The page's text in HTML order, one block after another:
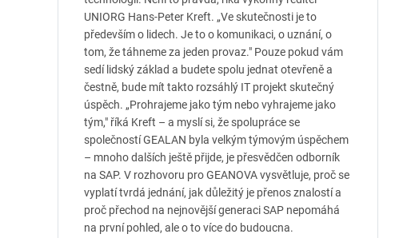
UNIORG Hans-Peter Kreft. „Ve skutečnosti je to
především o lidech. Je to o komunikaci, o uznání, o
tom, že táhneme za jeden provaz." Pouze pokud vám
sedí lidský základ a budete spolu jednat otevřeně a
čestně, bude mít takto rozsáhlý IT projekt skutečný
úspěch. „Prohrajeme jako tým nebo vyhrajeme jako
tým," říká Kreft – a myslí si, že spolupráce se
společností GEALAN byla velkým týmovým úspěchem
– mnoho dalších ještě přijde, je přesvědčen odborník
na SAP. V rozhovoru pro GEANOVA vysvětluje, proč se
vyplatí tvrdá jednání, jak důležitý je přenos znalostí a
proč přechod na nejnovější generaci SAP nepomáhá
na první pohled, ale o to více do budoucna.